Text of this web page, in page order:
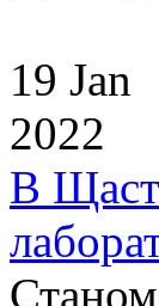
19 Jan
2022
В